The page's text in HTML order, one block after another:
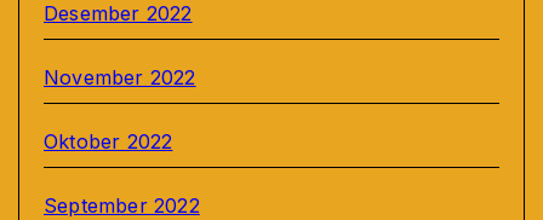
Desember 2022
November 2022
Oktober 2022
September 2022